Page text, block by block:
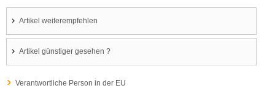
Artikel weiterempfehlen
Artikel günstiger gesehen ?
Verantwortliche Person in der EU